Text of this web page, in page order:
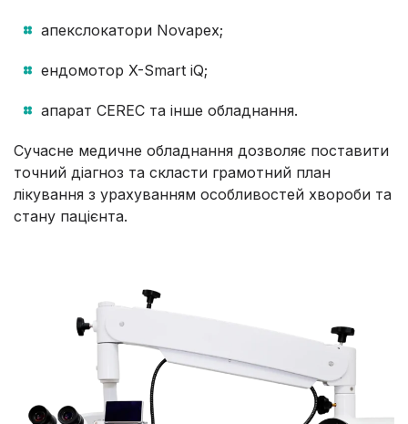
апекслокатори Novapex;
ендомотор X-Smart iQ;
апарат CEREC та інше обладнання.
Сучасне медичне обладнання дозволяє поставити
точний діагноз та скласти грамотний план
лікування з урахуванням особливостей хвороби та
стану пацієнта.